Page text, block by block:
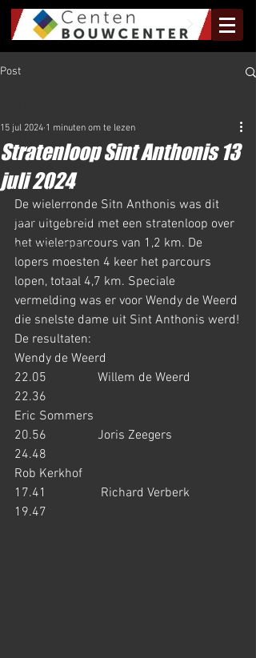
Post
Olympus Nieuws
Halve Marathon Nieuws
Rundje Mill Nieuws
Kuilenloop Nieuws
Stratenloop Sint Anthonis 13
juli 2024
15 jul 2024 1 minuten om te lezen
De wielerronde Sitn Anthonis was dit
jaar uitgebreid met een stratenloop over
het wielerparcours van 1,2 km. De
lopers moesten 4 keer het parcours
lopen, totaal 4,7 km. Speciale
vermelding was er voor Wendy de Weerd
die snelste dame uit Sint Anthonis werd!
De resultaten:
Wendy de Weerd
22.05                Willem de Weerd
22.36
Eric Sommers
20.56                Joris Zeegers
24.48
Rob Kerkhof
17.41                 Richard Verberk
19.47